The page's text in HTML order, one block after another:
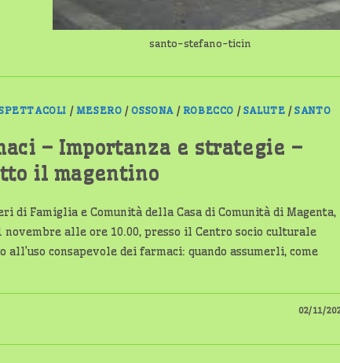
santo-stefano-ticin
/ MESERO /OSSONA/ ROBECCO / SALUTE /SANTO
– Importanza e strategie –
il magentino
Famiglia e Comunità della Casa di Comunità di Magenta,
alle ore 10.00, presso il Centro socio culturale
consapevole dei farmaci: quando assumerli, come
02/11/